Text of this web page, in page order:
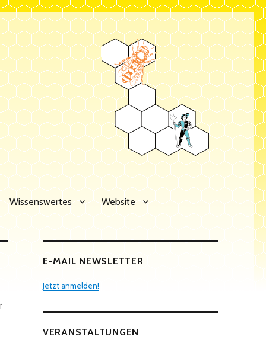
Wissenswertes Website
E-MAIL NEWSLETTER
Jetzt anmelden!
VERANSTALTUNGEN